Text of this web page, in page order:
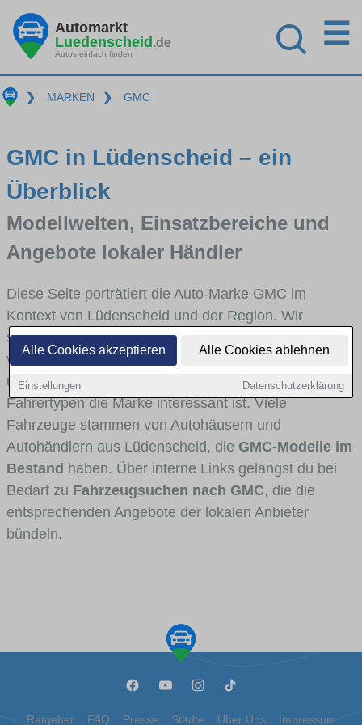
Alle Cookies akzeptieren Alle Cookies ablehnen
Einstellungen Datenschutzerklärung
Automarkt
Luedenscheid.de
Autos einfach finden
☰
❯ MARKEN ❯ GMC
GMC in Lüdenscheid – ein
Überblick
Modellwelten, Einsatzbereiche und
Angebote lokaler Händler
Diese Seite porträtiert die Auto-Marke GMC im
Kontext von Lüdenscheid und der Region. Wir
skizzieren, in welchen Fahrzeugklassen GMC stark
vertreten ist, welche Modellreihen häufig im Stadt-
und Umlandverkehr zu sehen sind und für welche
Fahrertypen die Marke interessant ist. Viele
Fahrzeuge stammen von Autohäusern und
Autohändlern aus Lüdenscheid, die GMC-Modelle im
Bestand haben. Über interne Links gelangst du bei
Bedarf zu Fahrzeugsuchen nach GMC, die die
entsprechenden Angebote der lokalen Anbieter
bündeln.
Ratgeber FAQ Presse Städte Über Uns Impressum